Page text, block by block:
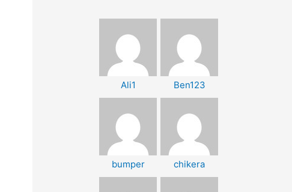
Ali1 Ben123
bumper chikera